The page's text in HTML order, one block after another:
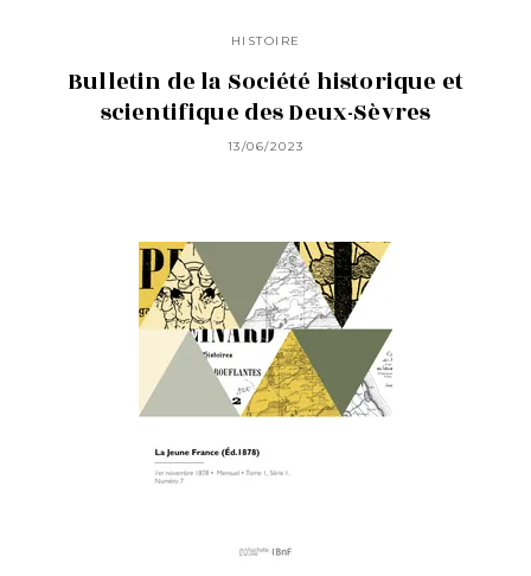
HISTOIRE
Bulletin de la Société historique et
scientifique des Deux-Sèvres
13/06/2023